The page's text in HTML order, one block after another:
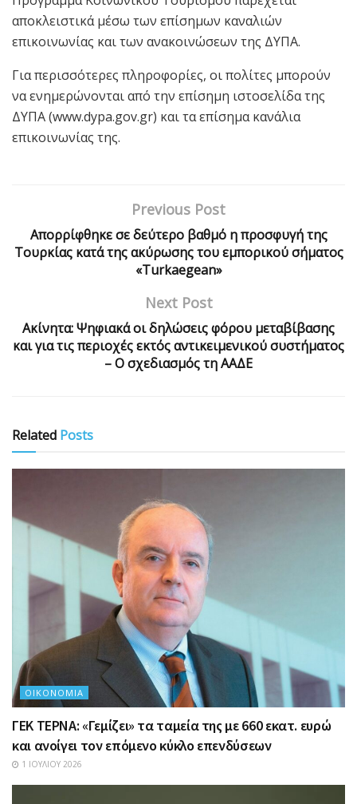
αποκλειστικά μέσω των επίσημων καναλιών
επικοινωνίας και των ανακοινώσεων της ΔΥΠΑ.
Για περισσότερες πληροφορίες, οι πολίτες μπορούν
να ενημερώνονται από την επίσημη ιστοσελίδα της
ΔΥΠΑ (www.dypa.gov.gr) και τα επίσημα κανάλια
επικοινωνίας της.
Previous Post
Απορρίφθηκε σε δεύτερο βαθμό η προσφυγή της
Τουρκίας κατά της ακύρωσης του εμπορικού σήματος
«Turkaegean»
Next Post
Ακίνητα: Ψηφιακά οι δηλώσεις φόρου μεταβίβασης
και για τις περιοχές εκτός αντικειμενικού συστήματος
– Ο σχεδιασμός τη ΑΑΔΕ
Related Posts
ΟΙΚΟΝΟΜΊΑ
ΓΕΚ ΤΕΡΝΑ: «Γεμίζει» τα ταμεία της με 660 εκατ. ευρώ
και ανοίγει τον επόμενο κύκλο επενδύσεων
1 ΙΟΥΛΊΟΥ 2026